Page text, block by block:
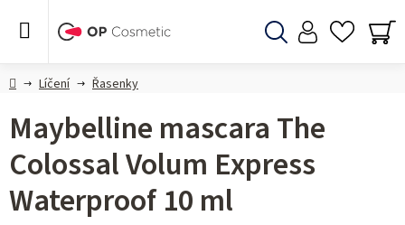
DomůLíčení Řasenky
Maybelline mascara The
Colossal Volum Express
Waterproof 10 ml